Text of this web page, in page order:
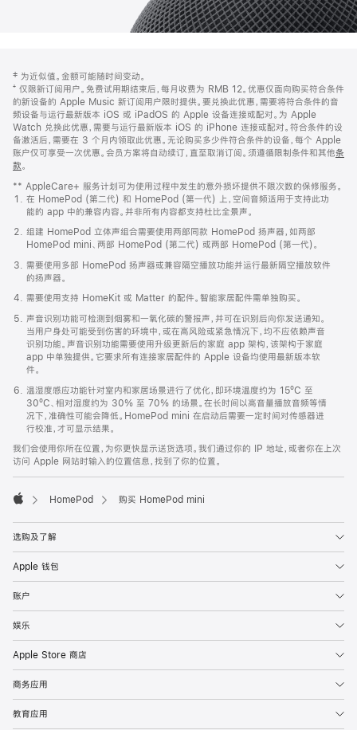
页
页
脚
注
‡ 为近似值。金额可能随时间变动。
⁺ 仅限新订阅用户。免费试用期结束后，每月收费为 RMB 12。优惠仅面向购买符合条件
的新设备的 Apple Music 新订阅用户限时提供。要兑换此优惠，需要将符合条件的音
频设备与运行最新版本 iOS 或 iPadOS 的 Apple 设备连接或配对。为 Apple
Watch 兑换此优惠，需要与运行最新版本 iOS 的 iPhone 连接或配对。符合条件的设
备激活后，需要在 3 个月内领取此优惠。无论购买多少件符合条件的设备，每个 Apple
账户仅可享受一次优惠。会员方案将自动续订，直至取消订阅。须遵循限制条件和其他条
款。
窗
口
中
打
开)
** AppleCare+ 服务计划可为使用过程中发生的意外损坏提供不限次数的保修服务。
在 HomePod (第二代) 和 HomePod (第一代) 上，空间音频适用于支持此功
能的 app 中的兼容内容。并非所有内容都支持杜比全景声。
组建 HomePod 立体声组合需要使用两部同款 HomePod 扬声器，如两部
HomePod mini、两部 HomePod (第二代) 或两部 HomePod (第一代)。
需要使用多部 HomePod 扬声器或兼容隔空播放功能并运行最新隔空播放软件
的扬声器。
需要使用支持 HomeKit 或 Matter 的配件。智能家居配件需单独购买。
声音识别功能可检测到烟雾和一氧化碳的警报声，并可在识别后向你发送通知。
当用户身处可能受到伤害的环境中，或在高风险或紧急情况下，均不应依赖声音
识别功能。声音识别功能需要使用升级更新后的家庭 app 架构，该架构于家庭
app 中单独提供。它要求所有连接家居配件的 Apple 设备均使用最新版本软
件。
温湿度感应功能针对室内和家居场景进行了优化，即环境温度约为 15ºC 至
30ºC、相对湿度约为 30% 至 70% 的场景。在长时间以高音量播放音频等情
况下，准确性可能会降低。HomePod mini 在启动后需要一定时间对传感器进
行校准，才可显示结果。
我们会使用你所在位置，为你更快显示送货选项。我们通过你的 IP 地址，或者你在上次
访问 Apple 网站时输入的位置信息，找到了你的位置。
HomePod 购买 HomePod mini
选购及了解
Apple 钱包
账户
娱乐
Apple Store 商店
商务应用
教育应用